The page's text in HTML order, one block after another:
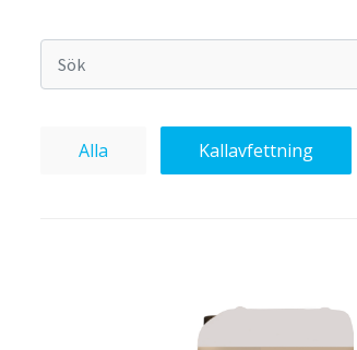
Alla Kallavfettning